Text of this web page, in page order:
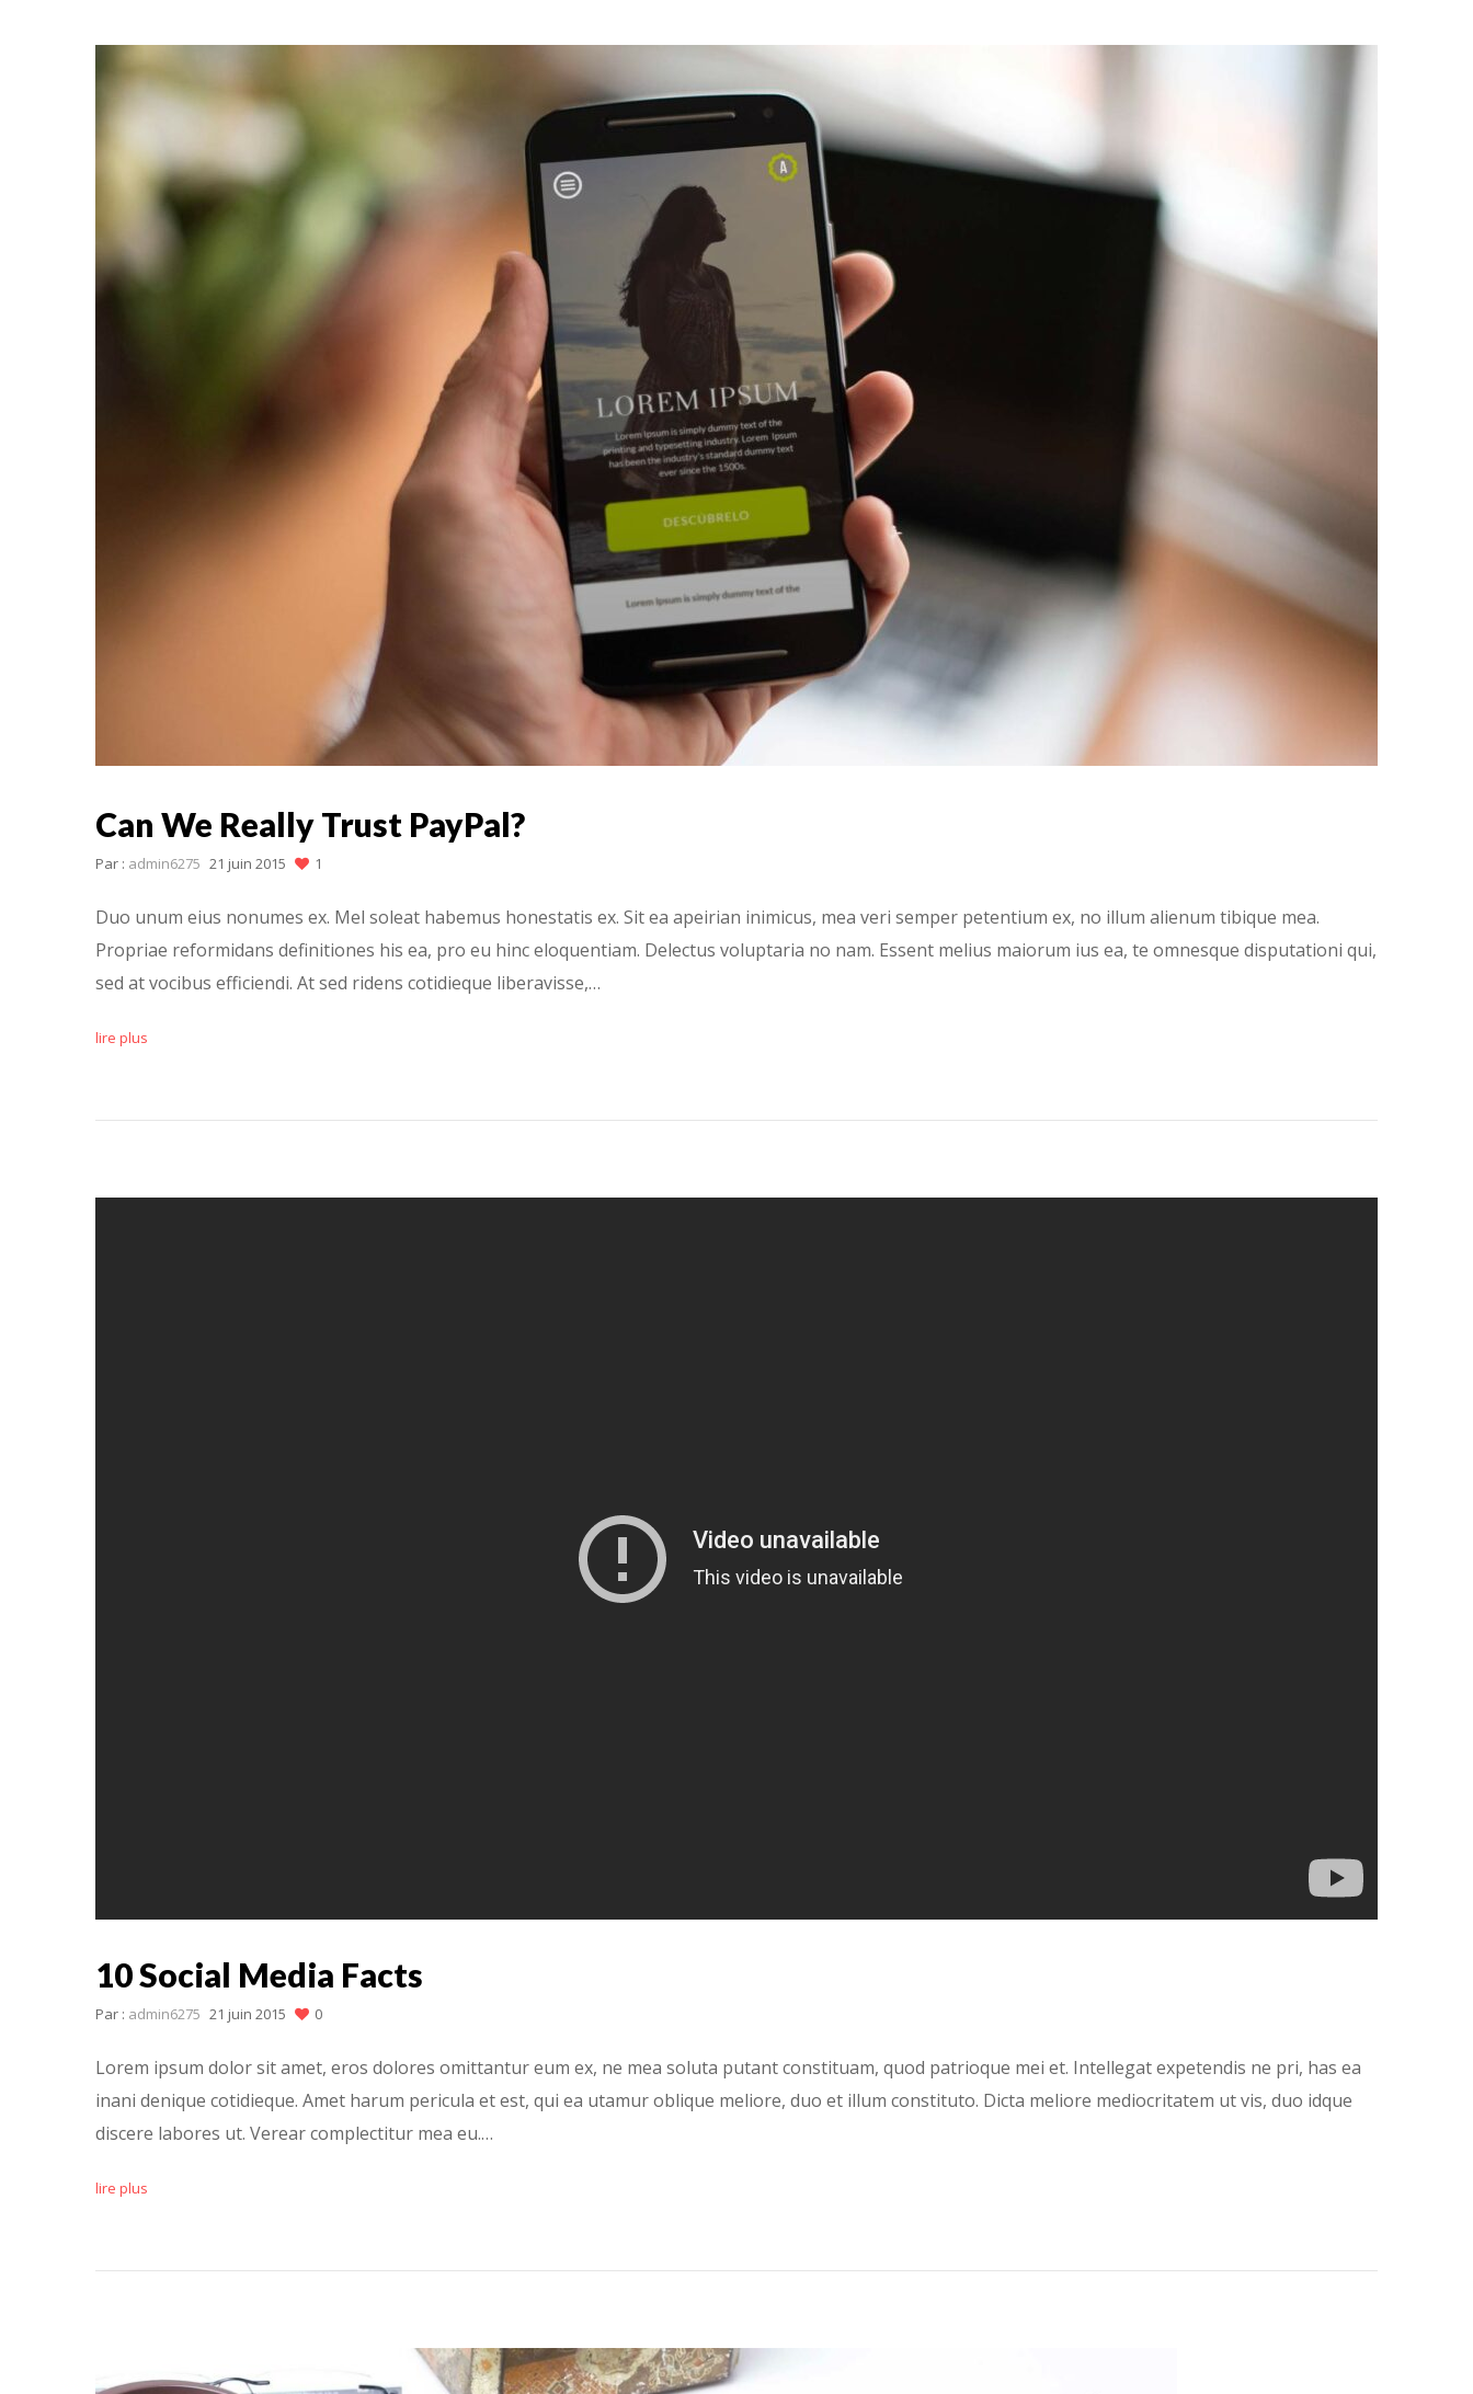
Can We Really Trust PayPal?
Par : admin6275 21 juin 2015 1
Duo unum eius nonumes ex. Mel soleat habemus honestatis ex. Sit ea apeirian inimicus, mea veri semper petentium ex, no illum alienum tibique mea.
Propriae reformidans definitiones his ea, pro eu hinc eloquentiam. Delectus voluptaria no nam. Essent melius maiorum ius ea, te omnesque disputationi qui,
sed at vocibus efficiendi. At sed ridens cotidieque liberavisse,…
lire plus
10 Social Media Facts
Par : admin6275 21 juin 2015 0
Lorem ipsum dolor sit amet, eros dolores omittantur eum ex, ne mea soluta putant constituam, quod patrioque mei et. Intellegat expetendis ne pri, has ea
inani denique cotidieque. Amet harum pericula et est, qui ea utamur oblique meliore, duo et illum constituto. Dicta meliore mediocritatem ut vis, duo idque
discere labores ut. Verear complectitur mea eu.…
lire plus